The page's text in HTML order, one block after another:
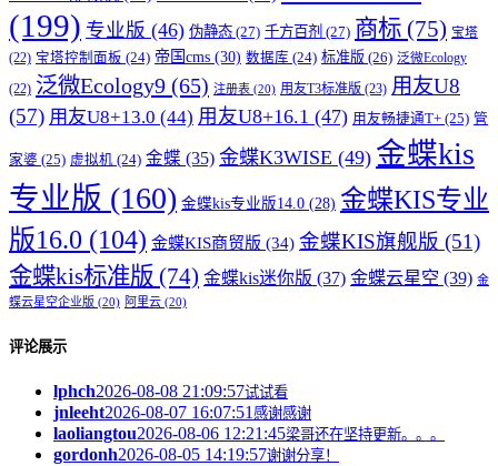
(199) 专业版 (46) 伪静态 (27) 千方百剂 (27) 商标 (75) 宝塔
(22) 宝塔控制面板 (24) 帝国cms (30) 数据库 (24) 标准版 (26) 泛微Ecology
(22) 泛微Ecology9 (65) 注册表 (20) 用友T3标准版 (23) 用友U8
(57) 用友U8+13.0 (44) 用友U8+16.1 (47) 用友畅捷通T+ (25) 管
家婆 (25) 虚拟机 (24) 金蝶 (35) 金蝶K3WISE (49) 金蝶kis
专业版 (160) 金蝶kis专业版14.0 (28) 金蝶KIS专业
版16.0 (104) 金蝶KIS商贸版 (34) 金蝶KIS旗舰版 (51)
金蝶kis标准版 (74) 金蝶kis迷你版 (37) 金蝶云星空 (39) 金
蝶云星空企业版 (20) 阿里云 (20)
评论展示
lphch2026-08-08 21:09:57试试看
jnleeht2026-08-07 16:07:51 感谢感谢
laoliangtou2026-08-06 12:21:45梁哥还在坚持更新。。。
gordonh2026-08-05 14:19:57谢谢分享！